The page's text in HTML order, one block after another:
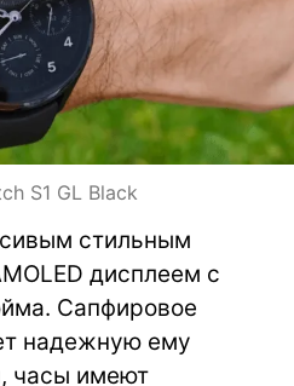
S1 GL Black
стильным
дисплеем с
Сапфировое
надежную ему
часы имеют